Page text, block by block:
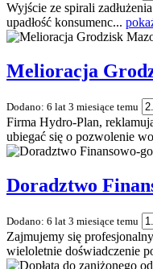
Wyjście ze spirali
upadłość konsumenc...
Melioracja
Dodano: 6 lat 3 miesiące temu
Firma Hydro-Plan,
ubiegać się o pozwolenie
Doradztwo
Dodano: 6 lat 3 miesiące temu
Zajmujemy się
wieloletnie doświadczenie